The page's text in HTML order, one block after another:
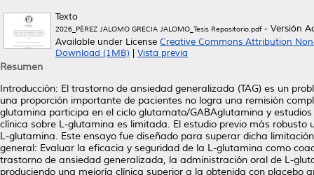
Texto
2026_PÉREZ JALOMO GRECIA JALOMO_Tesis Repositorio.pdf- Versión
Available under License Creative Commons Attribution
Download (1MB)
Vista previa
Resumen
Introducción: El trastorno de ansiedad generalizada (TAG) es un
una proporción importante de pacientes no logra una remisión
glutamina participa en el ciclo glutamato/GABAglutamina y
clínica sobre L-glutamina es limitada. El estudio previo más
L-glutamina. Este ensayo fue diseñado para superar dicha
general: Evaluar la eficacia y seguridad de la L-glutamina como
trastorno de ansiedad generalizada, la administración oral de L-
produciendo una mejoría clínica superior a la obtenida con placebo